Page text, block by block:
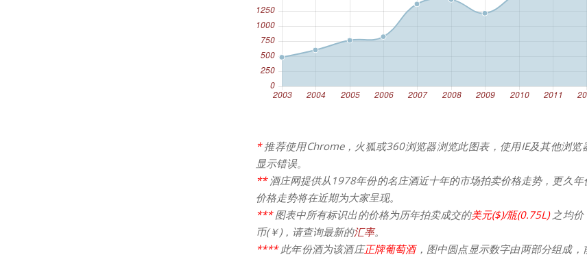
*推荐使用Chrome，火狐或360浏览器浏览此图表，使用IE及其他浏览
显示错误。
** 酒庄网提供从1978年份的名庄酒近十年的市场拍卖价格走势，更久
价格走势将在近期为大家呈现。
***图表中所有标识出的价格为历年拍卖成交的美元($)/瓶(0.75L)之均价
币(￥)，请查询最新的汇率。
****此年份酒为该酒庄正牌葡萄酒，图中圆点显示数字由两部分组成，